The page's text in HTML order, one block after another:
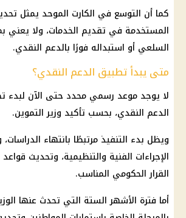
كما أن التوسع في الكارت الموحد يمثل
المستخدمة في تقديم الخدمات، ولا يعني
السلعي أو استبداله فورًا بالدعم النقدي.
متى يبدأ تطبيق الدعم النقدي؟
لا يوجد موعد رسمي محدد حتى الآن لبدء
الدعم النقدي، بحسب تأكيد وزير التموين.
ويظل بدء التنفيذ مرتبطًا بانتهاء
الإجراءات الفنية والتنظيمية، وتحديث قواعد
القرار الحكومي المناسب.
أما فترة الأشهر الستة التي تحدث عنها